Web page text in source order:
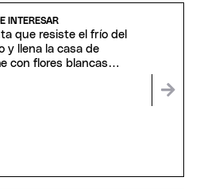
INTERESAR
que resiste el frío del
y llena la casa de
con flores blancas